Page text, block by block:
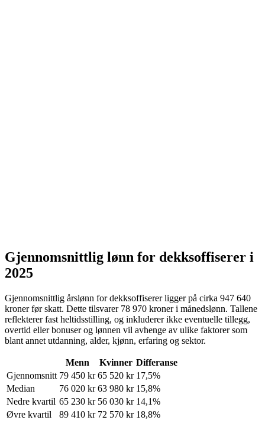
Gjennomsnittlig lønn for dekksoffiserer i
2025
Gjennomsnittlig årslønn fordekksoffisererligger på cirka 947 640
kronerfør skatt. Dette tilsvarer 78 970 kroneri månedslønn. Tallene
reflekterer fast heltidsstilling, og inkluderer ikke eventuelle tillegg,
overtid eller bonuser og lønnen vil avhenge av ulike faktorer som
blant annet utdanning, alder, kjønn, erfaring og sektor.
Menn Kvinner Differanse
Gjennomsnitt 79 450 kr 65 520 kr 17,5%
Median
76 020 kr 63 980 kr 15,8%
Nedre kvartil 65 230 kr 56 030 kr 14,1%
Øvre kvartil
89 410 kr 72 570 kr 18,8%